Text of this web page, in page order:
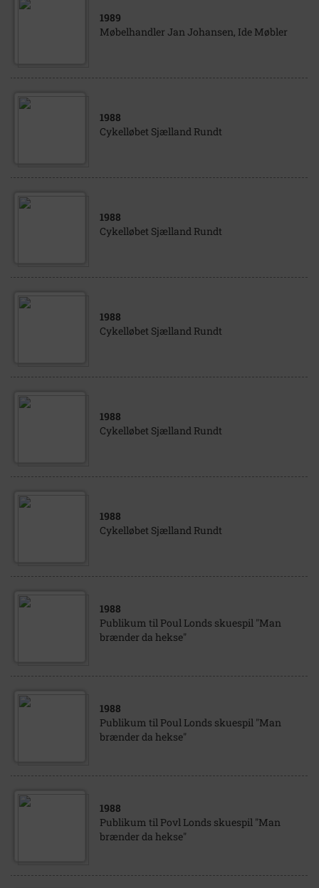
1989
Møbelhandler Jan Johansen, Ide Møbler
1988
Cykelløbet Sjælland Rundt
1988
Cykelløbet Sjælland Rundt
1988
Cykelløbet Sjælland Rundt
1988
Cykelløbet Sjælland Rundt
1988
Cykelløbet Sjælland Rundt
1988
Publikum til Poul Londs skuespil "Man
brænder da hekse"
1988
Publikum til Poul Londs skuespil "Man
brænder da hekse"
1988
Publikum til Povl Londs skuespil "Man
brænder da hekse"